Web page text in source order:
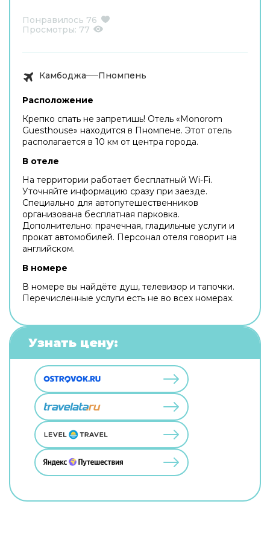
Понравилось 76
Просмотры: 77
Камбоджа Пномпень
Расположение
Крепко спать не запретишь! Отель «Monorom
Guesthouse» находится в Пномпене. Этот отель
располагается в 10 км от центра города.
В отеле
На территории работает бесплатный Wi-Fi.
Уточняйте информацию сразу при заезде.
Специально для автопутешественников
организована бесплатная парковка.
Дополнительно: прачечная, гладильные услуги и
прокат автомобилей. Персонал отеля говорит на
английском.
В номере
В номере вы найдёте душ, телевизор и тапочки.
Перечисленные услуги есть не во всех номерах.
Узнать цену: